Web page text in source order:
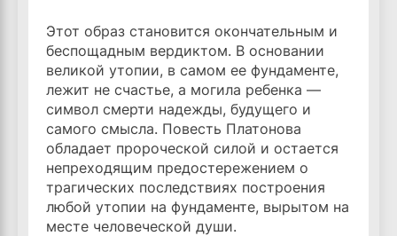
Этот образ становится окончательным и
беспощадным вердиктом. В основании
великой утопии, в самом ее фундаменте,
лежит не счастье, а могила ребенка —
символ смерти надежды, будущего и
самого смысла. Повесть Платонова
обладает пророческой силой и остается
непреходящим предостережением о
трагических последствиях построения
любой утопии на фундаменте, вырытом на
месте человеческой души.